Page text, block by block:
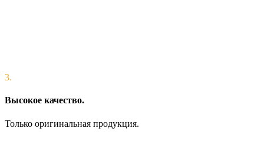
3.
Высокое качество.
Только оригинальная продукция.